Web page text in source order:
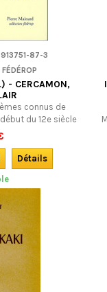
87-3
FÉDÉROP
- CERCAMON,
connus de
du 12e siècle
débat,
premières voix
Bilingue.
Détails